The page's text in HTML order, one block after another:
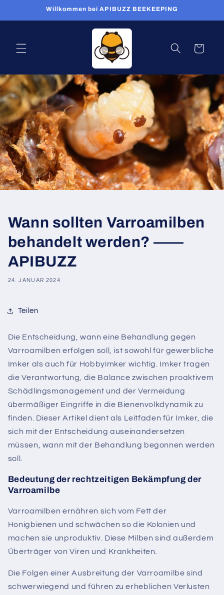
Inhalt
Willkommen bei APIBUZZ BEEKEEPING
Warenkorb
Wann sollten Varroamilben
behandelt werden? ——
APIBUZZ
24. JANUAR 2024
Teilen
Die Entscheidung, wann eine Behandlung gegen
Varroamilben erfolgen soll, ist sowohl für gewerbliche
Imker als auch für Hobbyimker wichtig. Imker tragen
die Verantwortung, die Balance zwischen proaktivem
Schädlingsmanagement und der Vermeidung
übermäßiger Eingriffe in die Bienenvolkdynamik zu
finden. Dieser Artikel dient als Leitfaden für Imker, die
sich mit der Entscheidung auseinandersetzen
müssen, wann mit der Behandlung begonnen werden
soll.
Bedeutung der rechtzeitigen Bekämpfung der
Varroamilbe
Varroamilben ernähren sich vom Fett der
Honigbienen und schwächen so die Kolonien und
machen sie unproduktiv. Diese Milben sind außerdem
Überträger von Viren und Krankheiten.
Die Folgen einer Ausbreitung der Varroamilbe sind
schwerwiegend und führen zu erheblichen Verlusten